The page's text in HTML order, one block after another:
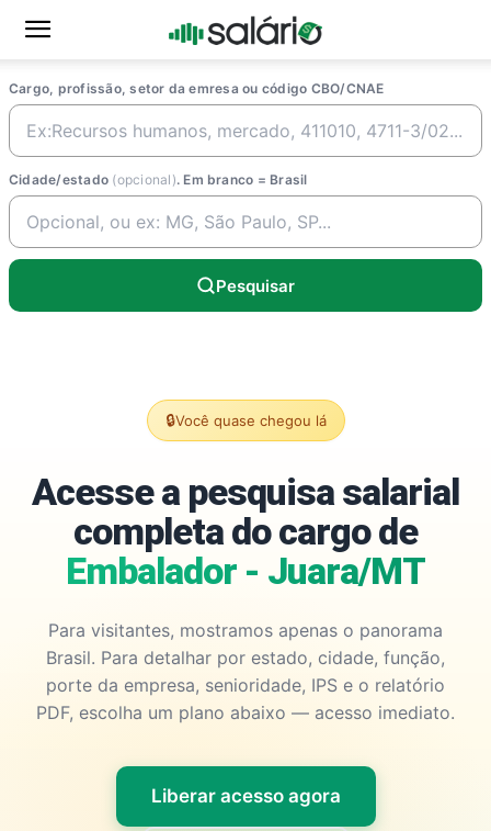
Cargo, profissão, setor da emresa ou código CBO/CNAE
Cidade/estado (opcional). Em branco = Brasil
Pesquisar
🔒Você quase chegou lá
Acesse a pesquisa salarial
completa do cargo de
Embalador - Juara/MT
Para visitantes, mostramos apenas o panorama
Brasil. Para detalhar por estado, cidade, função,
porte da empresa, senioridade, IPS e o relatório
PDF, escolha um plano abaixo — acesso imediato.
Liberar acesso agora